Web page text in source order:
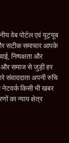
वेब पोर्टल एवं यूट्यूब
सटीक समाचार आपके
निष्पक्षता और
और समाज से जुड़ी हर
संवाददाता अपनी रुचि
किसी भी खबर
का न्याय क्षेत्र